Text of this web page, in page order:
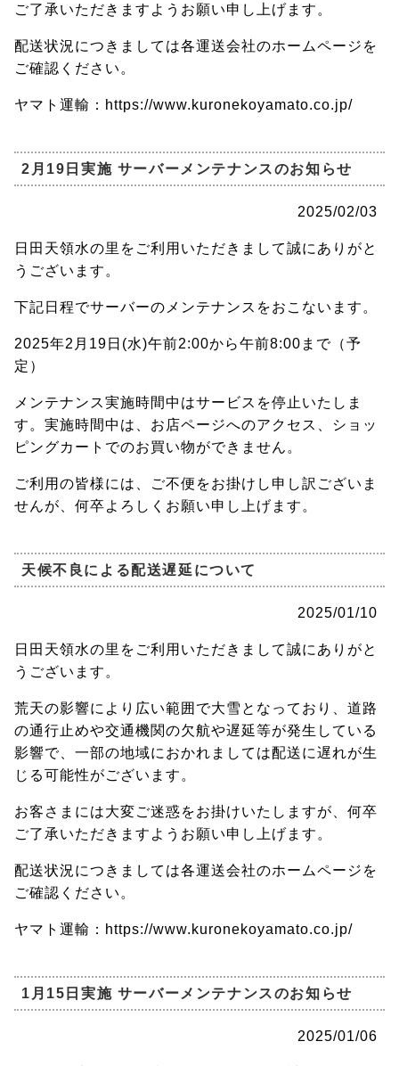
ご了承いただきますようお願い申し上げます。
配送状況につきましては各運送会社のホームページを
ご確認ください。
ヤマト運輸：https://www.kuronekoyamato.co.jp/
2月19日実施 サーバーメンテナンスのお知らせ
2025/02/03
日田天領水の里をご利用いただきまして誠にありがと
うございます。
下記日程でサーバーのメンテナンスをおこないます。
2025年2月19日(水)午前2:00から午前8:00まで（予
定）
メンテナンス実施時間中はサービスを停止いたしま
す。実施時間中は、お店ページへのアクセス、ショッ
ピングカートでのお買い物ができません。
ご利用の皆様には、ご不便をお掛けし申し訳ございま
せんが、何卒よろしくお願い申し上げます。
天候不良による配送遅延について
2025/01/10
日田天領水の里をご利用いただきまして誠にありがと
うございます。
荒天の影響により広い範囲で大雪となっており、道路
の通行止めや交通機関の欠航や遅延等が発生している
影響で、一部の地域におかれましては配送に遅れが生
じる可能性がございます。
お客さまには大変ご迷惑をお掛けいたしますが、何卒
ご了承いただきますようお願い申し上げます。
配送状況につきましては各運送会社のホームページを
ご確認ください。
ヤマト運輸：https://www.kuronekoyamato.co.jp/
1月15日実施 サーバーメンテナンスのお知らせ
2025/01/06